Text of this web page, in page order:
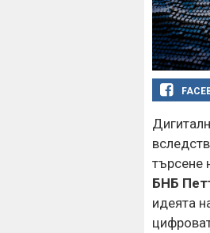
търсене
БНБ
идеята